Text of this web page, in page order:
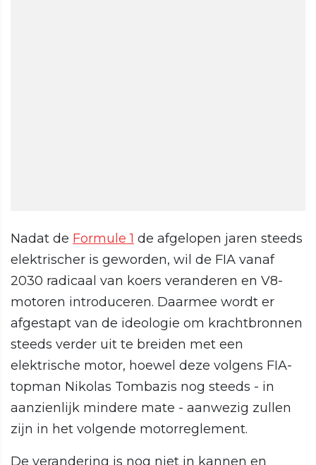
Nadat de Formule 1 de afgelopen jaren steeds
elektrischer is geworden, wil de FIA vanaf
2030 radicaal van koers veranderen en V8-
motoren introduceren. Daarmee wordt er
afgestapt van de ideologie om krachtbronnen
steeds verder uit te breiden met een
elektrische motor, hoewel deze volgens FIA-
topman Nikolas Tombazis nog steeds - in
aanzienlijk mindere mate - aanwezig zullen
zijn in het volgende motorreglement.
De verandering is nog niet in kannen en